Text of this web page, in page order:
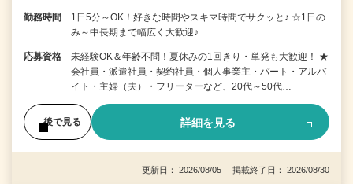
勤務時間
1日5分～OK！好きな時間やスキマ時間でサクッと♪ ☆1日の
み～中長期まで幅広く大歓迎♪…
応募資格
未経験OK＆年齢不問！夏休みの1回きり・単発も大歓迎！ ★
会社員・派遣社員・契約社員・個人事業主・パート・アルバ
イト・主婦（夫）・フリーターなど、20代～50代…
後で見る 詳細を見る
更新日： 2026/08/05 掲載終了日： 2026/08/30